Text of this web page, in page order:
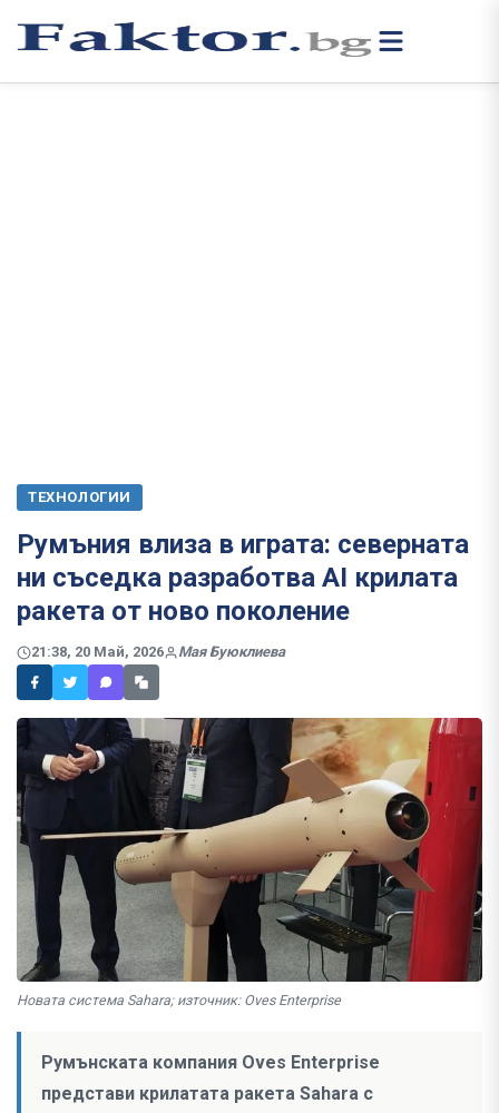
ТЕХНОЛОГИИ
Румъния влиза в играта: северната
ни съседка разработва AI крилата
ракета от ново поколение
21:38, 20 Май, 2026 Мая Буюклиева
Новата система Sahara; източник: Oves Enterprise
Румънската компания Oves Enterprise
представи крилатата ракета Sahara с